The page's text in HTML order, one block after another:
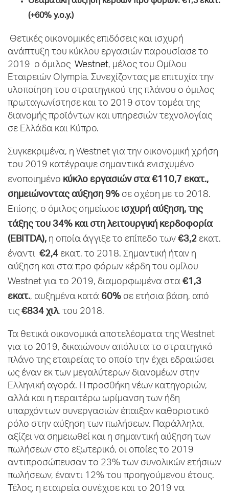
(+60%y.o.y.)
Θετικές οικονομικές επιδόσεις και ισχυρή
ανάπτυξη του κύκλου εργασιών παρουσίασε το
2019 ο όμιλος Westnet, μέλος του Ομίλου
Εταιρειών Olympia. Συνεχίζοντας με επιτυχία την
υλοποίηση του στρατηγικού της πλάνου ο όμιλος
πρωταγωνίστησε και το 2019 στον τομέα της
διανομής προϊόντων και υπηρεσιών τεχνολογίας
σε Ελλάδα και Κύπρο.
Συγκεκριμένα, η Westnet για την οικονομική χρήση
του 2019 κατέγραψε σημαντικά ενισχυμένο
ενοποιημένο κύκλο εργασιών στα €110,7 εκατ.,
σημειώνοντας αύξηση 9% σε σχέση με το 2018.
Επίσης, ο όμιλος σημείωσε ισχυρή αύξηση, της
τάξης του 34% και στη λειτουργική κερδοφορία
(EBITDA), η οποία άγγιξε το επίπεδο των €3,2 εκατ.
έναντι €2,4 εκατ. το 2018. Σημαντική ήταν η
αύξηση και στα προ φόρων κέρδη του ομίλου
Westnet για το 2019, διαμορφωμένα στα €1,3
εκατ., αυξημένα κατά 60% σε ετήσια βάση, από
τις €834 χιλ. του 2018.
Τα θετικά οικονομικά αποτελέσματα της Westnet
για το 2019, δικαιώνουν απόλυτα το στρατηγικό
πλάνο της εταιρείας το οποίο την έχει εδραιώσει
ως έναν εκ των μεγαλύτερων διανομέων στην
Ελληνική αγορά. Η προσθήκη νέων κατηγοριών,
αλλά και η περαιτέρω ωρίμανση των ήδη
υπαρχόντων συνεργασιών έπαιξαν καθοριστικό
ρόλο στην αύξηση των πωλήσεων. Παράλληλα,
αξίζει να σημειωθεί και η σημαντική αύξηση των
πωλήσεων στο εξωτερικό, οι οποίες το 2019
αντιπροσώπευσαν το 23% των συνολικών ετήσιων
πωλήσεων, έναντι 12% του προηγούμενου έτους.
Τέλος, η εταιρεία συνέχισε και το 2019 να